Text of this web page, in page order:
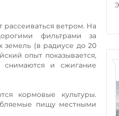
рассеиваться ветром. На
фильтрами за
(в радиусе до 20
опыт показывается,
снимаются и сжигание
кормовые культуры.
пищу местными